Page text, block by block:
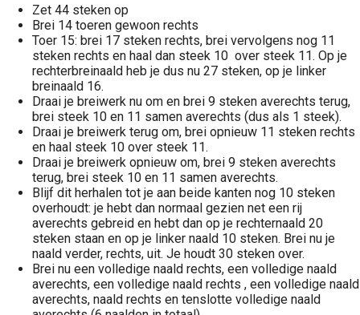
Zet 44 steken op
Brei 14 toeren gewoon rechts
Toer 15: brei 17 steken rechts, brei vervolgens nog 11
steken rechts en haal dan steek 10 over steek 11. Op je
rechterbreinaald heb je dus nu 27 steken, op je linker
breinaald 16.
Draai je breiwerk nu om en brei 9 steken averechts terug,
brei steek 10 en 11 samen averechts (dus als 1 steek).
Draai je breiwerk terug om, brei opnieuw 11 steken rechts
en haal steek 10 over steek 11.
Draai je breiwerk opnieuw om, brei 9 steken averechts
terug, brei steek 10 en 11 samen averechts.
Blijf dit herhalen tot je aan beide kanten nog 10 steken
overhoudt: je hebt dan normaal gezien net een rij
averechts gebreid en hebt dan op je rechternaald 20
steken staan en op je linker naald 10 steken. Brei nu je
naald verder, rechts, uit. Je houdt 30 steken over.
Brei nu een volledige naald rechts, een volledige naald
averechts, een volledige naald rechts , een volledige naald
averechts, naald rechts en tenslotte volledige naald